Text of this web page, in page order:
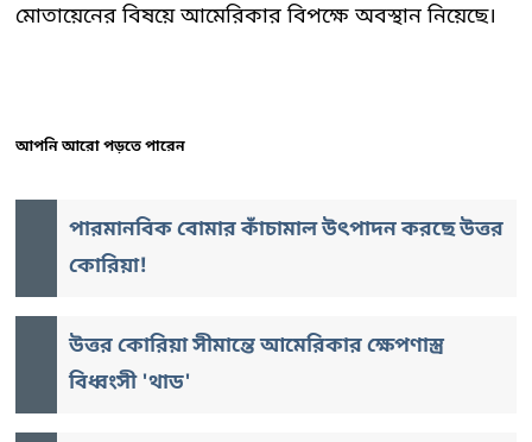
মোতায়েনের বিষয়ে আমেরিকার বিপক্ষে অবস্থান নিয়েছে।
আপনি আরো পড়তে পারেন
পারমানবিক বোমার কাঁচামাল উৎপাদন করছে উত্তর
কোরিয়া!
উত্তর কোরিয়া সীমান্তে আমেরিকার ক্ষেপণাস্ত্র
বিধ্বংসী 'থাড'